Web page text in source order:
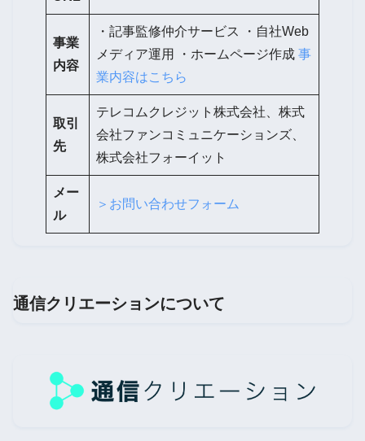
事業
内容
・記事監修仲介サービス ・自社Web
メディア運用 ・ホームページ作成 事
業内容はこちら
取引
先
テレコムクレジット株式会社、株式
会社ファンコミュニケーションズ、
株式会社フォーイット
メー
ル
＞お問い合わせフォーム
通信クリエーションについて